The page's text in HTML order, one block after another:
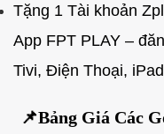
Tặng 1 Tài khoản
App FPT PLAY –
Tivi, Điện Thoại,
📌Bảng Giá Các